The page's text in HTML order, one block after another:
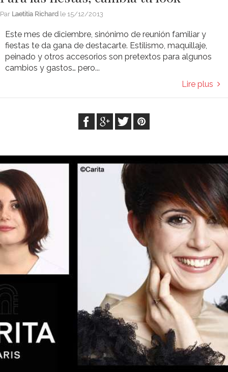
Par Laetitia Richard le 15/12/2013
Este mes de diciembre, sinónimo de reunión familiar y
fiestas te da gana de destacarte. Estilismo, maquillaje,
peinado y otros accesorios son pretextos para algunos
cambios y gastos… pero...
Lire plus